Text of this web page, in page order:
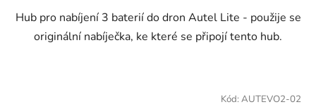
Hub pro nabíjení 3 baterií do dron Autel Lite - použije se
originální nabíječka, ke které se připojí tento hub.
Kód: AUTEVO2-02